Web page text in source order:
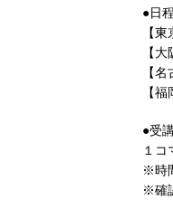
●日程
【
【
【
【
●受
１コ
※時
※確